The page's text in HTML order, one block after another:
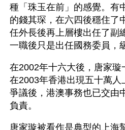
種「珠玉在前」的感覺。有
的錢其琛，在六四後穩住了
任外長後再上層樓出任了副
一職後只是出任國務委員，
在2002年十六大後，唐家璇
在2003年香港出現五十萬人
爭議後，港澳事務也已交由
負責。
唐家璇被看作是典型的上海